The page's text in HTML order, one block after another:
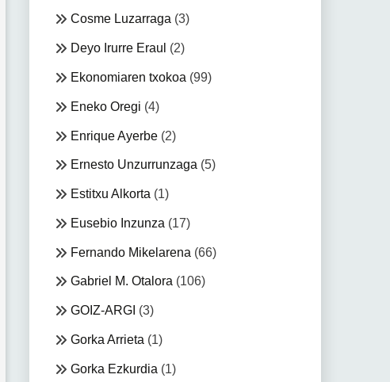
Cosme Luzarraga (3)
Deyo Irurre Eraul (2)
Ekonomiaren txokoa (99)
Eneko Oregi (4)
Enrique Ayerbe(2)
Ernesto Unzurrunzaga (5)
Estitxu Alkorta (1)
Eusebio Inzunza (17)
Fernando Mikelarena (66)
Gabriel M. Otalora(106)
GOIZ-ARGI (3)
Gorka Arrieta (1)
Gorka Ezkurdia (1)